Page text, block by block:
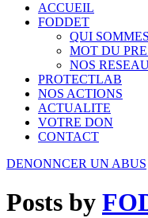
ACCUEIL
FODDET
QUI
MOT DU
NOS
PROTECTLAB
NOS ACTIONS
ACTUALITE
VOTRE DON
CONTACT
DENONNCER UN ABUS
Posts by